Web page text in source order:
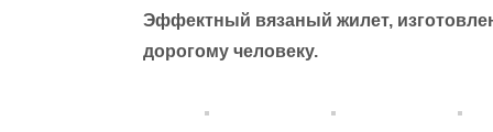
Эффектный вязаный жилет,
дорогому человеку.